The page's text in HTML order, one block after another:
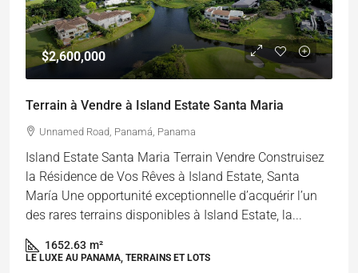
$2,600,000
Terrain à Vendre à Island Estate Santa Maria
Unnamed Road, Panamá, Panama
Island Estate Santa Maria Terrain Vendre Construisez
la Résidence de Vos Rêves à Island Estate, Santa
María Une opportunité exceptionnelle d’acquérir l’un
des rares terrains disponibles à Island Estate, la...
1652.63 m²
LE LUXE AU PANAMA, TERRAINS ET LOTS